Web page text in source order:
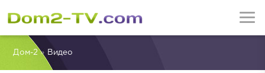
Дом-2» Видео